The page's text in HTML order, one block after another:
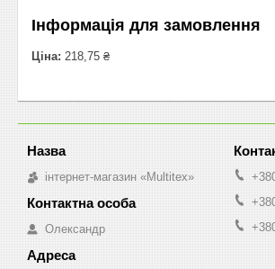
Інформація для замовлення
Ціна: 218,75 ₴
інтернет-магазин «Multitex»
Олександр